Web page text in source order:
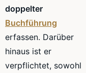
doppelter
Buchführung
erfassen. Darüber
hinaus ist er
verpflichtet, sowohl